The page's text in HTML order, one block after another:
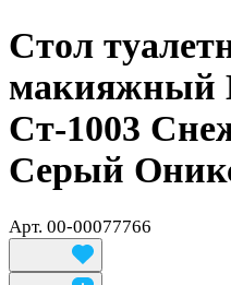
Стол
макияжный
Ст-1003
Серый
Арт. 00-00077766